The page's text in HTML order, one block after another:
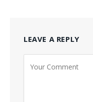
LEAVE A REPLY